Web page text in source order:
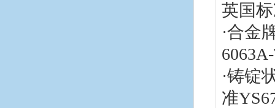
英国
·合金
·铸锭
准